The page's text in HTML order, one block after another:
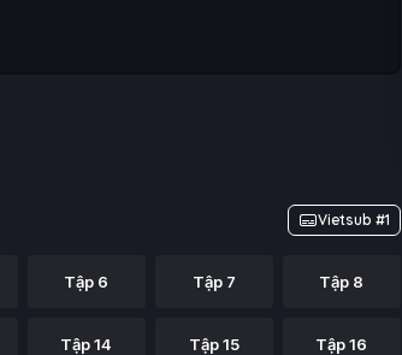
Vietsub #1
Tập 6 Tập 7 Tập 8
Tập 14 Tập 15 Tập 16